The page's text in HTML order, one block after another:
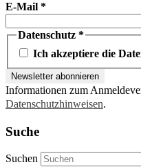
E-Mail *
Datenschutz *
Ich akzeptiere die
Informationen zum
Datenschutzhinweisen.
Suche
Suchen